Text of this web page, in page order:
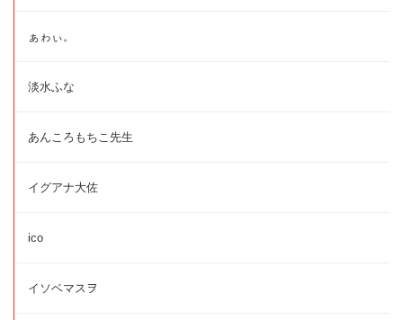
ぁゎぃ。
淡水ふな
あんころもちこ先生
イグアナ大佐
ico
イソベマスヲ